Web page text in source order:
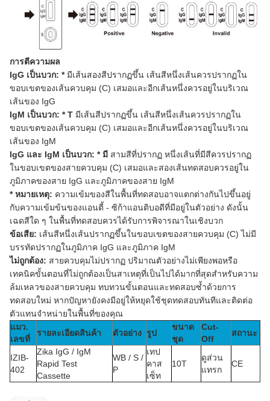
การตีความผล
IgG เป็นบวก: *มีเส้นสองสีปรากฏขึ้น เส้นสีหนึ่งเส้นควรปรากฏใน
ขอบเขตของเส้นควบคุม (C) เสมอและอีกเส้นหนึ่งควรอยู่ในบริเวณ
เส้นของ IgG
IgM เป็นบวก: * T มีเส้นสีปรากฏขึ้น เส้นสีหนึ่งเส้นควรปรากฏใน
ขอบเขตของเส้นควบคุม (C) เสมอและอีกเส้นหนึ่งควรอยู่ในบริเวณ
เส้นของ IgM
IgG และ IgM เป็นบวก: * มี สามสีที่ปรากฏ หนึ่งเส้นที่มีสีควรปรากฏ
ในขอบเขตของสายควบคุม (C) เสมอและสองเส้นทดสอบควรอยู่ใน
ภูมิภาคของสาย IgG และภูมิภาคของสาย IgM
* หมายเหตุ: ความเข้มของสีในพื้นที่ทดสอบอาจแตกต่างกันไปขึ้นอยู่
กับความเข้มข้นของแอนตี้ - ซิก้าแอนติบอดีที่มีอยู่ในตัวอย่าง ดังนั้น
เฉดสีใด ๆ ในพื้นที่ทดสอบควรได้รับการพิจารณาในเชิงบวก
ข้อเสีย: เส้นสีหนึ่งเส้นปรากฏขึ้นในขอบเขตของสายควบคุม (C) ไม่มี
บรรทัดปรากฏในภูมิภาค IgG และภูมิภาค IgM
ไม่ถูกต้อง: สายควบคุมไม่ปรากฏ ปริมาณตัวอย่างไม่เพียงพอหรือ
เทคนิคขั้นตอนที่ไม่ถูกต้องเป็นสาเหตุที่เป็นไปได้มากที่สุดสำหรับความ
ล้มเหลวของสายควบคุม ทบทวนขั้นตอนและทดสอบซ้ำด้วยการ
ทดสอบใหม่ หากปัญหายังคงมีอยู่ให้หยุดใช้ชุดทดสอบทันทีและติดต่อ
ตัวแทนจำหน่ายในพื้นที่ของคุณ
แมว.
เลขที่
รายละเอียดสินค้า ตัวอย่าง รูป
ขนาด
ชุด
Cut-
Off
สถานะ
IZIB-
402
Zika IgG / IgM
Rapid Test
Cassette
WB / S /
P
เทป
คาส
เซ็ท
10T
ดูส่วน
แทรก
CE